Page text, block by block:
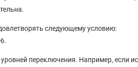
следующему условию:
переключения. Например, если